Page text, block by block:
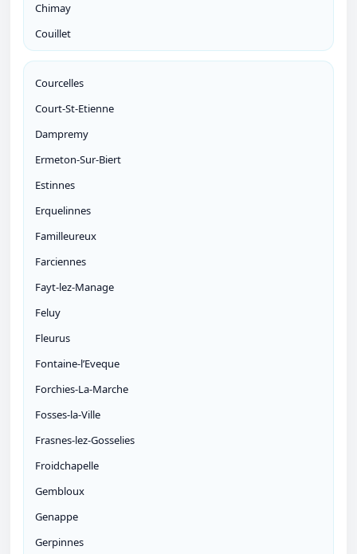
Chimay
Couillet
Courcelles
Court-St-Etienne
Dampremy
Ermeton-Sur-Biert
Estinnes
Erquelinnes
Familleureux
Farciennes
Fayt-lez-Manage
Feluy
Fleurus
Fontaine-l’Eveque
Forchies-La-Marche
Fosses-la-Ville
Frasnes-lez-Gosselies
Froidchapelle
Gembloux
Genappe
Gerpinnes